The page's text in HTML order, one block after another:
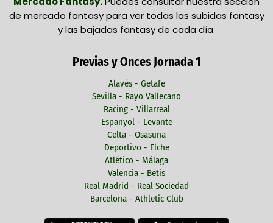
de mercado fantasy para ver todas las subidas fantasy
y las bajadas fantasy de cada día.
Previas y Onces Jornada 1
Alavés - Getafe
Sevilla - Rayo Vallecano
Racing - Villarreal
Espanyol - Levante
Celta - Osasuna
Deportivo - Elche
Atlético - Málaga
Valencia - Betis
Real Madrid - Real Sociedad
Barcelona - Athletic Club